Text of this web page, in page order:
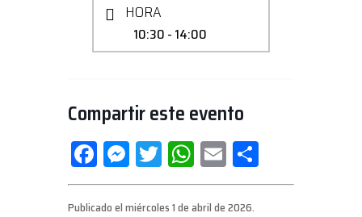
HORA
10:30 - 14:00
Compartir este evento
Facebook
Messenger
Twitter
WhatsApp
Email
Publicado el miércoles 1 de abril de 2026.